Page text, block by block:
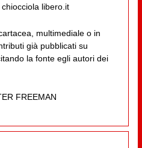
libero.it
multimediale o in
già pubblicati su
la fonte egli autori dei
FREEMAN